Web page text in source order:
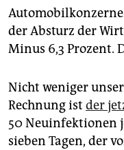
der Absturz der
Minus 6,3 Prozent.
Nicht weniger
Rechnung ist der
50 Neuinfektionen
sieben Tagen, der